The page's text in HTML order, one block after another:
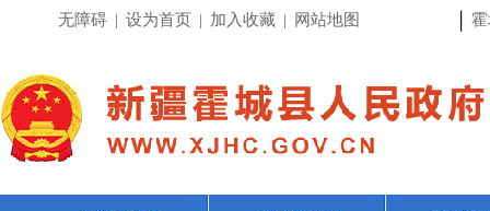
无障碍 | 设为首页 | 加入收藏 | 网站地图